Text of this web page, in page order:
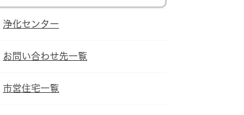
浄化センター
お問い合わせ先一覧
市営住宅一覧